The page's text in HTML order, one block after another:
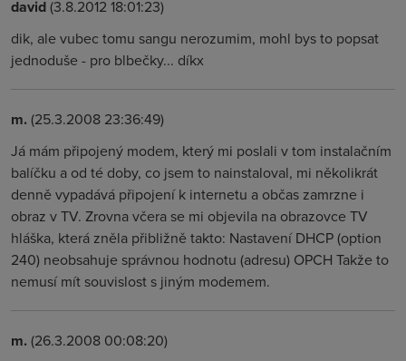
david(3.8.2012 18:01:23)
dik, ale vubec tomu sangu nerozumim, mohl bys to popsat
jednoduše - pro blbečky... díkx
m. (25.3.2008 23:36:49)
Já mám připojený modem, který mi poslali v tom instalačním
balíčku a od té doby, co jsem to nainstaloval, mi několikrát
denně vypadává připojení k internetu a občas zamrzne i
obraz v TV. Zrovna včera se mi objevila na obrazovce TV
hláška, která zněla přibližně takto: Nastavení DHCP (option
240) neobsahuje správnou hodnotu (adresu) OPCH Takže to
nemusí mít souvislost s jiným modemem.
m. (26.3.2008 00:08:20)